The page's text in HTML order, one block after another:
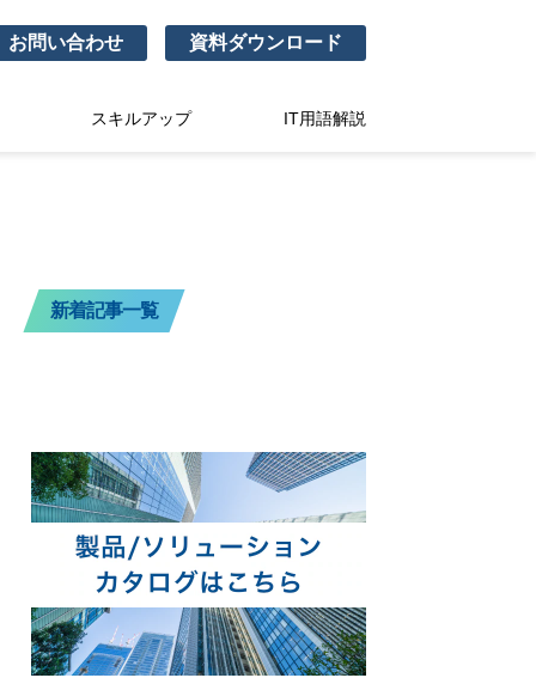
お問い合わせ 資料ダウンロード
スキルアップ IT用語解説
新着記事一覧